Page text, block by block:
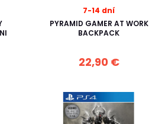
7-14 dní
PYRAMID GAMER AT WORK
BACKPACK
22,90 €